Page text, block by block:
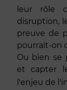
leur rôle
disruption,
preuve de
pourrait-on
Ou bien se
et capter
l'enjeu de